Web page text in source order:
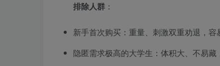
排除人群 ：
新手首次购买：重量、刺激双重劝退，容
隐匿需求极高的大学生：体积大、不易藏